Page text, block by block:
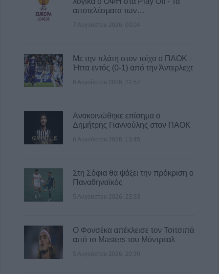
Προγραμματισμένες διακοπές
ηλεκτροδότησης την Παρασκευή (7/8) σε
Ιτέα, Άγιο Γεώργιο, Γεώργιο Καραϊσκάκη,
αποτελέσματα των…
7 Αυγούστου 2026, 00:04
Με την πλάτη στον τοίχο ο ΠΑΟΚ -
Ήττα εντός (0-1) από την Άντερλεχτ
6 Αυγούστου 2026, 22:57
Ανακοινώθηκε επίσημα ο
Δημήτρης Γιαννούλης στον ΠΑΟΚ
6 Αυγούστου 2026, 13:45
Στη Σόφια θα ψάξει την πρόκριση ο
Παναθηναϊκός
5 Αυγούστου 2026, 23:33
Ο Φονσέκα απέκλεισε τον Τσιτσιπά
από το Masters του Μόντρεαλ
5 Αυγούστου 2026, 20:30